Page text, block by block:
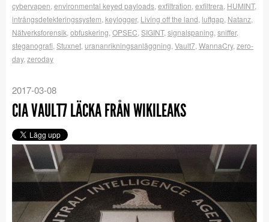
cybervapen environmental keyed payloads exfiltration exfiltrera HUMINT,
intrångsdetekteringssystem keylogger, Living off the land luftgap Natanz
Nätverksforensik obfuskering OPSEC SIGINT, signalspaning sniffer,
steganografi Stuxnet urananrikningsanläggning Vault7 WannaCry, zero-
day, zeroday
2017-03-08
CIA VAULT7 LÄCKA FRÅN WIKILEAKS